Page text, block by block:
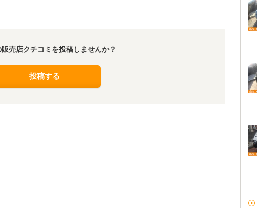
売店クチコミを投稿しませんか？
投稿する